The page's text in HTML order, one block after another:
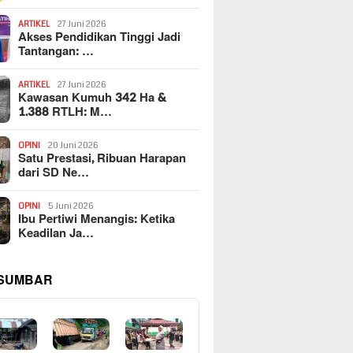
ARTIKEL 27 Juni 2026
Akses Pendidikan Tinggi Jadi
Tantangan: …
ARTIKEL 27 Juni 2026
Kawasan Kumuh 342 Ha &
1.388 RTLH: M…
OPINI 20 Juni 2026
Satu Prestasi, Ribuan Harapan
dari SD Ne…
OPINI 5 Juni 2026
Ibu Pertiwi Menangis: Ketika
Keadilan Ja…